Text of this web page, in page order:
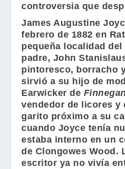
controversia que
James Augustine
febrero de 1882 en
pequeña localidad
padre, John
pintoresco, borracho
sirvió a su hijo de
Earwicker de
vendedor de licores y
garito próximo a su
cuando Joyce tenía
estaba interno en un
de Clongowes Wood.
escritor ya no vivía